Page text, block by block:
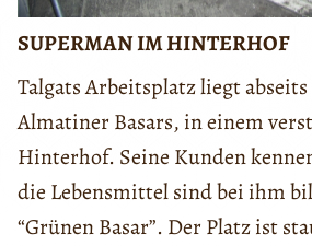
SUPERMAN IM HINTERHOF
Talgats Arbeitsplatz liegt
Almatiner Basars, in einem
Hinterhof. Seine Kunden
die Lebensmittel sind bei ihm
“Grünen Basar”. Der Platz ist